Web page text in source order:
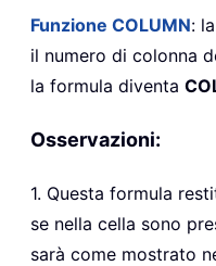
Funzione COLUMN:
il numero di colonna
la formula diventa
Osservazioni:
1. Questa formula
se nella cella sono
sarà come mostrato